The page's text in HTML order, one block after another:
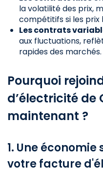
la volatilité des prix,
compétitifs si les prix
Les contrats
aux fluctuations,
rapides des marchés.
Pourquoi
d’électricité de
maintenant ?
1. Une
votre facture